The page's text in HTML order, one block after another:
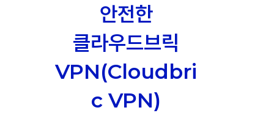
안전한
클라우드브릭
VPN(Cloudbri
c VPN)